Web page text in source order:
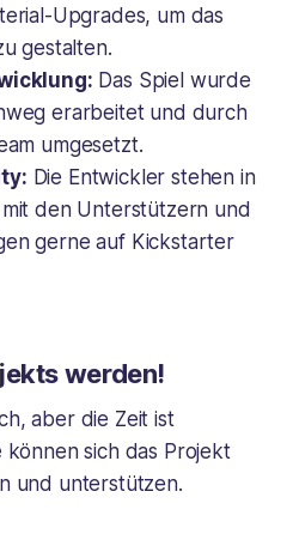
Upgrades, um das
gestalten.
Das Spiel wurde
erarbeitet und durch
umgesetzt.
Die Entwickler stehen in
den Unterstützern und
gerne auf Kickstarter
werden!
aber die Zeit ist
sich das Projekt
und unterstützen.